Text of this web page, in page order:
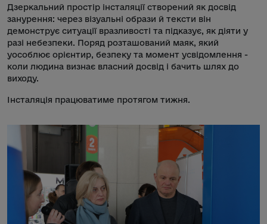
Дзеркальний простір інсталяції створений як досвід
занурення: через візуальні образи й тексти він
демонструє ситуації вразливості та підказує, як діяти у
разі небезпеки. Поряд розташований маяк, який
уособлює орієнтир, безпеку та момент усвідомлення -
коли людина визнає власний досвід і бачить шлях до
виходу.
Інсталяція працюватиме протягом тижня.